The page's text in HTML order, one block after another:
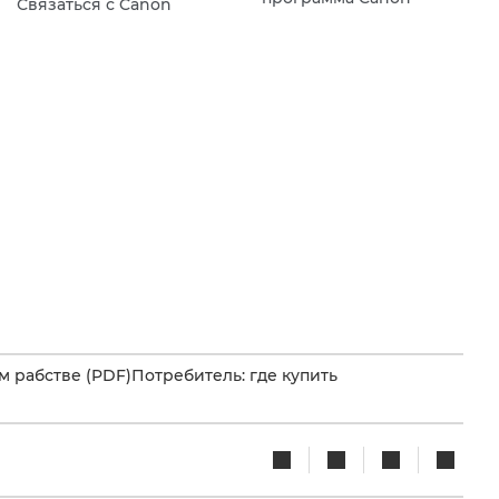
Связаться с Canon
рабстве (PDF)Потребитель: где купить